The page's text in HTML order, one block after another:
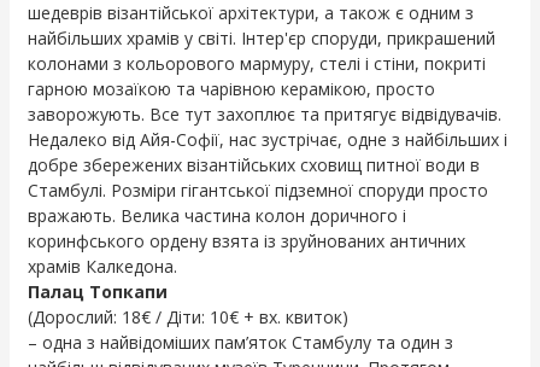
шедеврів візантійської архітектури, а також є одним з
найбільших храмів у світі. Інтер'єр споруди, прикрашений
колонами з кольорового мармуру, стелі і стіни, покриті
гарною мозаїкою та чарівною керамікою, просто
заворожують. Все тут захоплює та притягує відвідувачів.
Недалеко від Айя-Софії, нас зустрічає, одне з найбільших і
добре збережених візантійських сховищ питної води в
Стамбулі. Розміри гігантської підземної споруди просто
вражають. Велика частина колон доричного і
коринфського ордену взята із зруйнованих античних
храмів Калкедона.
Палац Топкапи
(Дорослий: 18€ / Діти: 10€ + вх. квиток)
– одна з найвідоміших пам’яток Стамбулу та один з